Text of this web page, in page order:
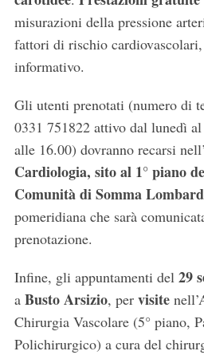
misurazioni della pressione
fattori di rischio
informativo.
Gli utenti prenotati (numero di
0331 751822 attivo dal lunedì
alle 16.00) dovranno recarsi nell’
Cardiologia, sito al 1° piano
Comunità di Somma
pomeridiana che sarà
prenotazione.
Infine, gli appuntamenti del 29
a Busto Arsizio, per visite
Chirurgia Vascolare (5° piano,
Polichirurgico) a cura del